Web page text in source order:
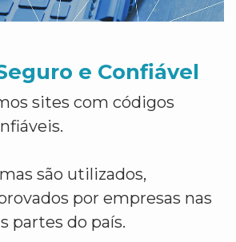
e Confiável
sites com códigos
são utilizados,
por empresas nas
partes do país.